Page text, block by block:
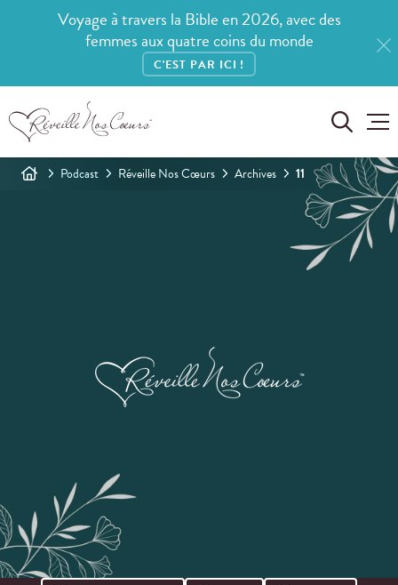
Voyage à travers la Bible en 2026, avec des
femmes aux quatre coins du monde
C'EST PAR ICI !
Podcast Réveille Nos Cœurs Archives 11